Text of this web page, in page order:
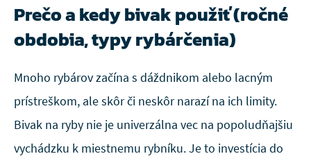
Prečo a kedy bivak použiť (ročné
obdobia, typy rybárčenia)
Mnoho rybárov začína s dáždnikom alebo lacným
prístreškom, ale skôr či neskôr narazí na ich limity.
Bivak na ryby nie je univerzálna vec na popoludňajšiu
vychádzku k miestnemu rybníku. Je to investícia do